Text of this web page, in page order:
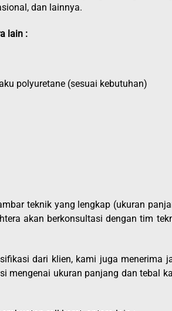
dan lainnya.
lain :
polyuretane (sesuai kebutuhan)
teknik yang lengkap (ukuran
akan berkonsultasi dengan tim
dari klien, kami juga menerima
mengenai ukuran panjang dan tebal